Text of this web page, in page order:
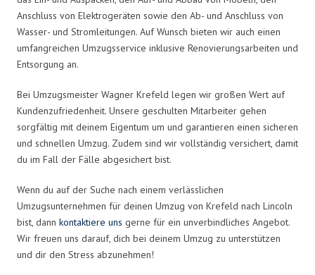
Anschluss von Elektrogeräten sowie den Ab- und Anschluss von
Wasser- und Stromleitungen. Auf Wunsch bieten wir auch einen
umfangreichen Umzugsservice inklusive Renovierungsarbeiten und
Entsorgung an.
Bei Umzugsmeister Wagner Krefeld legen wir großen Wert auf
Kundenzufriedenheit. Unsere geschulten Mitarbeiter gehen
sorgfältig mit deinem Eigentum um und garantieren einen sicheren
und schnellen Umzug. Zudem sind wir vollständig versichert, damit
du im Fall der Fälle abgesichert bist.
Wenn du auf der Suche nach einem verlässlichen
Umzugsunternehmen für deinen Umzug von Krefeld nach Lincoln
bist, dann kontaktiere uns gerne für ein unverbindliches Angebot.
Wir freuen uns darauf, dich bei deinem Umzug zu unterstützen
und dir den Stress abzunehmen!